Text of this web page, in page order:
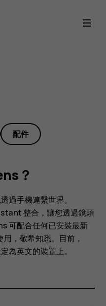
配件
？
過手機連繫世界。
整合，讓您透過鏡頭
可配合任何已安裝最新
，敬希知悉。目前，
為英文的裝置上。